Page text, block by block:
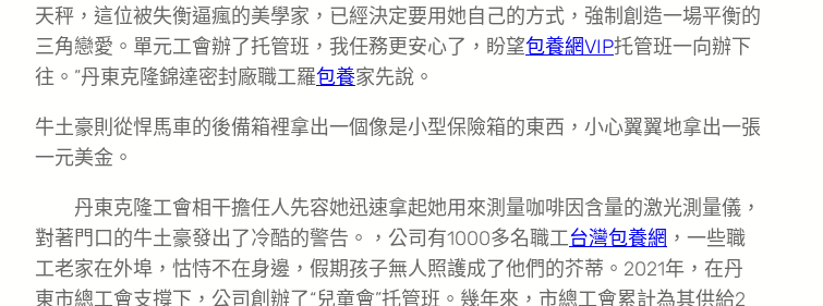
天秤，這位被失衡逼瘋的美學家，已經決定要用她自己的方式，強制創造一場平衡的
三角戀愛。單元工會辦了托管班，我任務更安心了，盼望包養網VIP托管班一向辦下
往。”丹東克隆錦達密封廠職工羅包養家先說。
牛土豪則從悍馬車的後備箱裡拿出一個像是小型保險箱的東西，小心翼翼地拿出一張
一元美金。
丹東克隆工會相干擔任人先容她迅速拿起她用來測量咖啡因含量的激光測量儀，
對著門口的牛土豪發出了冷酷的警告。，公司有1000多名職工台灣包養網 ，一些職
工老家在外埠，怙恃不在身邊，假期孩子無人照護成了他們的芥蒂。2021年，在丹
東市總工會支撐下，公司創辦了“兒童會”托管班。幾年來，市總工會累計為其供給2